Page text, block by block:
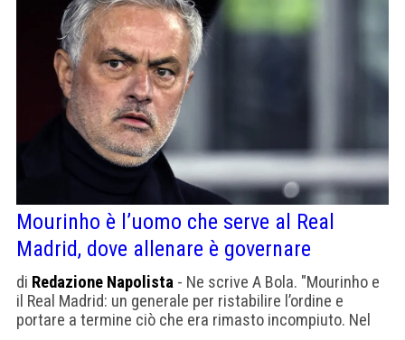
Mourinho è l’uomo che serve al Real
Madrid, dove allenare è governare
di Redazione Napolista - Ne scrive A Bola. "Mourinho e
il Real Madrid: un generale per ristabilire l’ordine e
portare a termine ciò che era rimasto incompiuto. Nel